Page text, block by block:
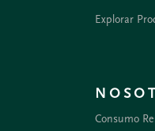
Explorar
Consumo